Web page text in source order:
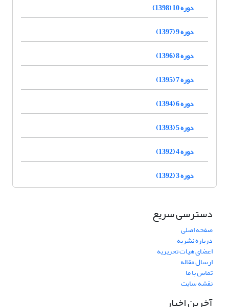
دوره 10 (1398)
دوره 9 (1397)
دوره 8 (1396)
دوره 7 (1395)
دوره 6 (1394)
دوره 5 (1393)
دوره 4 (1392)
دوره 3 (1392)
دسترسی سریع
صفحه اصلی
درباره نشریه
اعضای هیات تحریریه
ارسال مقاله
تماس با ما
نقشه سایت
آخرین اخبار